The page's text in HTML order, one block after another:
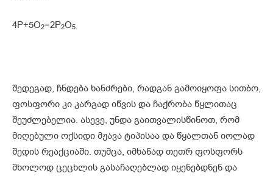
4P+5O2=2P2O5.
შედეგად, ჩნდება ხანძრები, რადგან გამოიყოფა სითბო,
ფოსფორი კი კარგად იწვის და ჩაქრობა წყლითაც
შეუძლებელია. ასევე, უნდა გაითვალისწინოთ, რომ
მიღებული ოქსიდი მჟავა ტიპისაა და წყალთან იოლად
შედის რეაქციაში. თუმცა, იმხანად თეთრ ფოსფორს
მხოლოდ ცეცხლის გასაჩაღებლად იყენებდნენ და